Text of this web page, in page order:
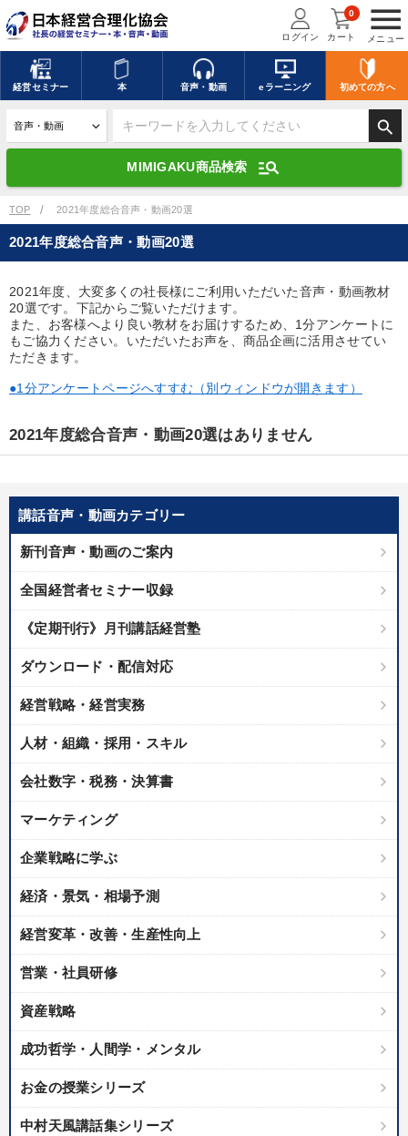
menu
メニュー
ログイン カート
0
経営セミナー 本 音声・動画 eラーニング 初めての方へ
search
MIMIGAKU商品検索 manage_search
キーワードを入力して探す
デジタル版対応のみ検索結果に表示する
search 上記の条件で検索
全国経営者セミナー講演収録物（全1315タイトル）からお探しいただけ
ます
カテゴリー
若手異才経営者の発想 専門家のアドバイス
リーダーの器量を学ぶ
テーマ
予測と株式投資」最新刊
タル版（音声／動画ストリーミング・ダウンロード）
製造業 卸売・小売・飲食業
IT・サービス・金融業
キーワード
入門篇 モノづくり プロ経営者 スポーツ関連
政治家 運勢・先見
※「更新」を押すと「テーマ」「キーワード」を更新いただけます。
TOP 2021年度総合音声・動画20選
講話音声・動画カテゴリー
新刊音声・動画のご案内
全国経営者セミナー収録
《定期刊行》月刊講話経営塾
ダウンロード・配信対応
経営戦略・経営実務
人材・組織・採用・スキル
会社数字・税務・決算書
マーケティング
企業戦略に学ぶ
経済・景気・相場予測
経営変革・改善・生産性向上
営業・社員研修
資産戦略
成功哲学・人間学・メンタル
お金の授業シリーズ
中村天風講話集シリーズ
2021年度総合音声・動画20選
2021年度、大変多くの社長様にご利用いただいた音声・動画教材
20選です。下記からご覧いただけます。
また、お客様へより良い教材をお届けするため、1分アンケートに
もご協力ください。いただいたお声を、商品企画に活用させてい
ただきます。
●1分アンケートページへすすむ（別ウィンドウが開きます）
2021年度総合音声・動画20選はありません